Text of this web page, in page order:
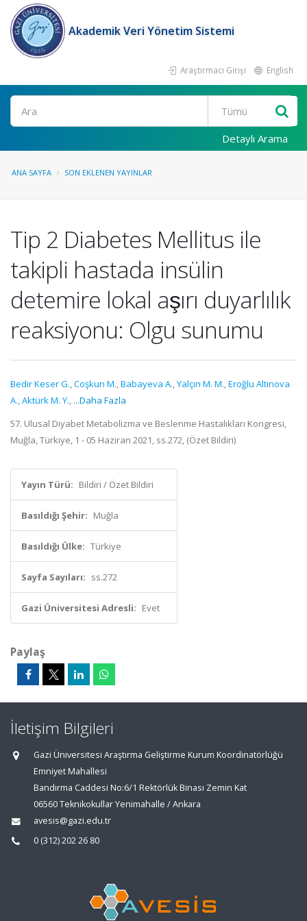
Akademik Veri Yönetim Sistemi
Araştırmacı Girişi English
Ara
Detaylı Arama
ANA SAYFA SON EKLENEN YAYINLAR
Tip 2 Diabetes Mellitus ile
takipli hastada insülin
detemire lokal aşırı duyarlılık
reaksiyonu: Olgu sunumu
Bedir Keser G.,Coşkun M.,Babayeva A.,Yalçın M. M.,Eroğlu Altınova
A.,Aktürk M. Y., ...Daha Fazla
57. Ulusal Diyabet Metabolizma ve Beslenme Hastalıkları Kongresi,
Muğla, Türkiye, 1 - 05 Haziran 2021, ss.272, (Özet Bildiri)
Yayın Türü: Bildiri / Özet Bildiri
Basıldığı Şehir: Muğla
Basıldığı Ülke: Türkiye
Sayfa Sayıları: ss.272
Gazi Üniversitesi Adresli: Evet
Paylaş
İletişim Bilgileri
Gazi Üniversitesi Araştırma Geliştirme Kurum Koordinatörlüğü
Emniyet Mahallesi
Bandırma Caddesi No:6/1 Rektörlük Binası Zemin Kat
06560 Teknikokullar Yenimahalle / Ankara
avesis@gazi.edu.tr
0 (312) 202 26 80